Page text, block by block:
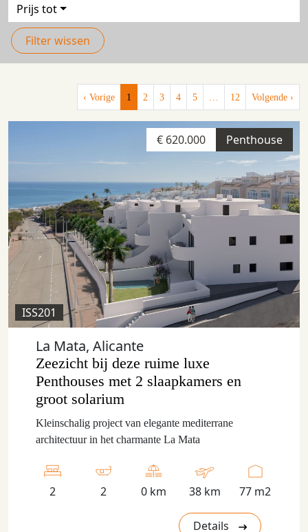
Prijs tot
Filter wissen
‹ Vorige 1 2 3 4 5 … 12 Volgende ›
Penthouse
€ 620.000
ISS201
La Mata, Alicante
Zeezicht bij deze ruime luxe
Penthouses met 2 slaapkamers en
groot solarium
Kleinschalig project van elegante mediterrane
architectuur in het charmante La Mata
2 2 0 km 38 km 77 m2
Details